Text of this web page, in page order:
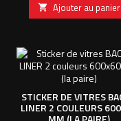
 Ajouter au panier
STICKER DE VITRES
LINER 2 COULEURS